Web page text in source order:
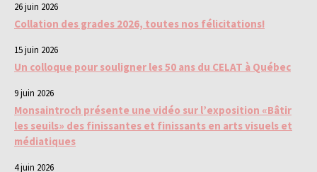
26 juin 2026
Collation des grades 2026, toutes nos félicitations!
15 juin 2026
Un colloque pour souligner les 50 ans du CELAT à Québec
9 juin 2026
Monsaintroch présente une vidéo sur l’exposition «Bâtir
les seuils» des finissantes et finissants en arts visuels et
médiatiques
4 juin 2026